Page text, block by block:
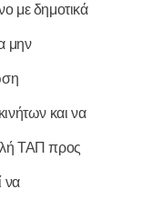
με δημοτικά
μην
και να
ΤΑΠ προς
να